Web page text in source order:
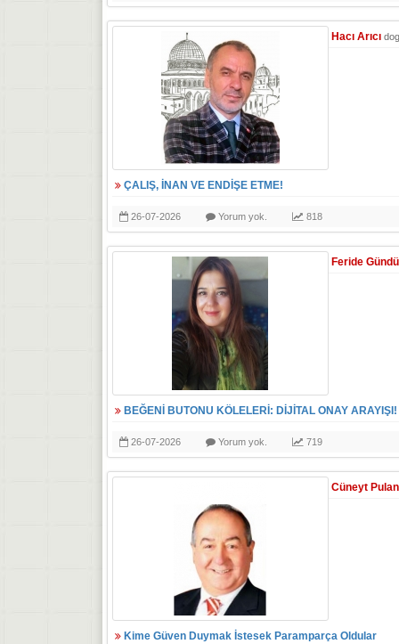
Hacı Arıcı
ÇALIŞ, İNAN VE ENDİŞE ETME!
26-07-2026 Yorum yok. 818
Feride
BEĞENİ BUTONU KÖLELERİ: DİJİTAL ONAY ARAYIŞI!
26-07-2026 Yorum yok. 719
Cüneyt
Kime Güven Duymak İstesek Paramparça Oldular